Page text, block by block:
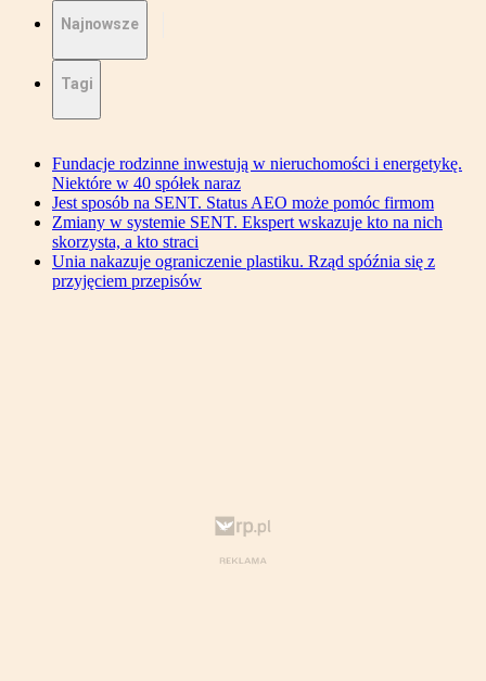
Najnowsze
Tagi
Fundacje rodzinne inwestują w nieruchomości i energetykę.
Niektóre w 40 spółek naraz
Jest sposób na SENT. Status AEO może pomóc firmom
Zmiany w systemie SENT. Ekspert wskazuje kto na nich
skorzysta, a kto straci
Unia nakazuje ograniczenie plastiku. Rząd spóźnia się z
przyjęciem przepisów